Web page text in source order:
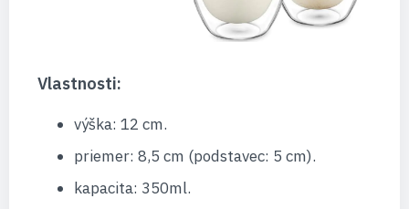
Vlastnosti:
výška: 12 cm.
priemer: 8,5 cm (podstavec: 5 cm).
kapacita: 350ml.